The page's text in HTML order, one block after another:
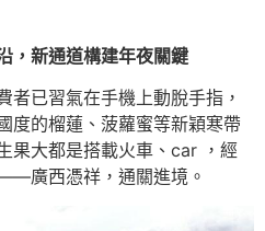
，新通道構建年夜關鍵
者已習氣在手機上動脫手指，
度的榴蓮、菠蘿蜜等新穎寒帶
果大都是搭載火車、car ，經
廣西憑祥，通關進境。